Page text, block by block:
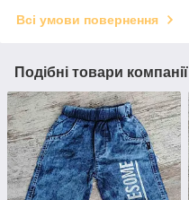
Всі умови повернення
Подібні товари компанії